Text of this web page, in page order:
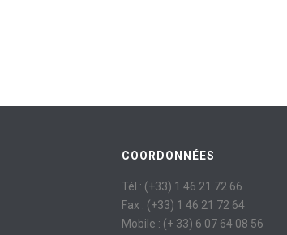
COORDONNÉES
Tél : (+33) 1 46 21 72 66
Fax : (+33) 1 46 21 72 64
Mobile : (+ 33) 6 07 64 08 56